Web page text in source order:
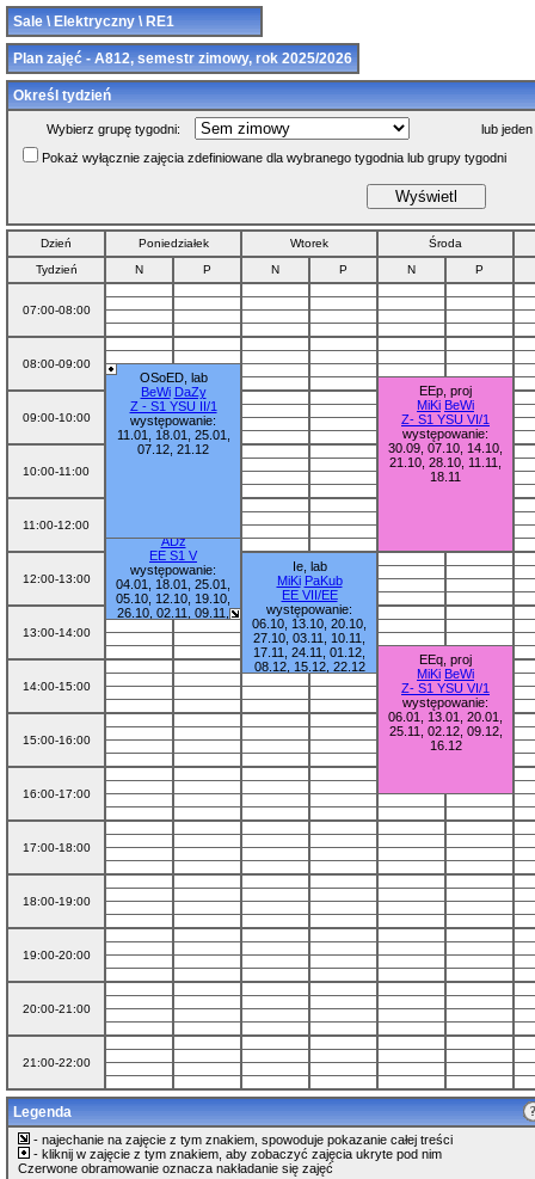
Sale \ Elektryczny \ RE1
Plan zajęć - A812, semestr zimowy, rok 2025/2026
Określ tydzień
Wybierz grupę tygodni:
lub
Pokaż wyłącznie zajęcia zdefiniowane dla wybranego tygodnia lub grupy tygodni
Dzień Poniedziałek Wtorek
Środa
Tydzień
N P N P N P
07:00-08:00
08:00-09:00
09:00-10:00
10:00-11:00
11:00-12:00
12:00-13:00
13:00-14:00
14:00-15:00
15:00-16:00
16:00-17:00
17:00-18:00
18:00-19:00
19:00-20:00
20:00-21:00
21:00-22:00
Ie, lab
MiKi PaKub
EE VII/EE
występowanie:
06.10, 13.10, 20.10,
27.10, 03.11, 10.11,
17.11, 24.11, 01.12,
08.12, 15.12, 22.12
ADz
EE S1 V
występowanie:
04.01, 18.01, 25.01,
05.10, 12.10, 19.10,
26.10, 02.11, 09.11,
EEq, proj
MiKi BeWi
Z- S1 YSU VI/1
występowanie:
06.01, 13.01, 20.01,
25.11, 02.12, 09.12,
16.12
OSoED, lab
BeWi DaZy
Z - S1 YSU II/1
występowanie:
11.01, 18.01, 25.01,
07.12, 21.12
EEp, proj
MiKi BeWi
Z- S1 YSU VI/1
występowanie:
30.09, 07.10, 14.10,
21.10, 28.10, 11.11,
18.11
Legenda
- najechanie na zajęcie z tym znakiem, spowoduje pokazanie całej treści
- kliknij w zajęcie z tym znakiem, aby zobaczyć zajęcia ukryte pod nim
Czerwone obramowanie oznacza nakładanie się zajęć